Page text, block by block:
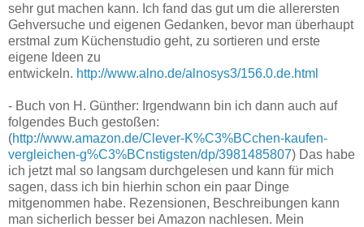
sehr gut machen kann. Ich fand das gut um die allerersten
Gehversuche und eigenen Gedanken, bevor man überhaupt
erstmal zum Küchenstudio geht, zu sortieren und erste
eigene Ideen zu
entwickeln. http://www.alno.de/alnosys3/156.0.de.html
- Buch von H. Günther: Irgendwann bin ich dann auch auf
folgendes Buch gestoßen:
(http://www.amazon.de/Clever-K%C3%BCchen-kaufen-
vergleichen-g%C3%BCnstigsten/dp/3981485807) Das habe
ich jetzt mal so langsam durchgelesen und kann für mich
sagen, dass ich bin hierhin schon ein paar Dinge
mitgenommen habe. Rezensionen, Beschreibungen kann
man sicherlich besser bei Amazon nachlesen. Mein